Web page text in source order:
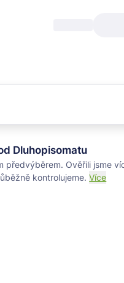
Dluhopisomatu
předvýběrem. Ověřili jsme
kontrolujeme.Více